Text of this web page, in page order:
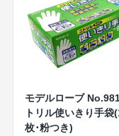
モデルローブ
トリル使いきり手袋
枚･粉つき)